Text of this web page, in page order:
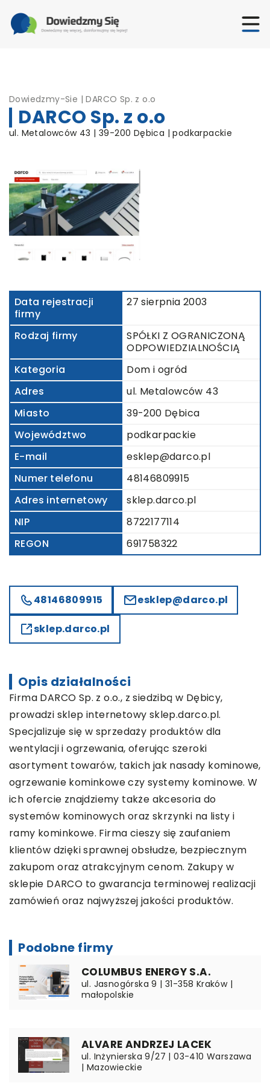
Dowiedzmy-Sie |DARCO Sp. z o.o
DARCO Sp. z o.o
ul. Metalowców 43 | 39-200 Dębica | podkarpackie
Data rejestracji
firmy
27 sierpnia 2003
Rodzaj firmy
SPÓŁKI Z OGRANICZONĄ
ODPOWIEDZIALNOŚCIĄ
Kategoria
Dom i ogród
Adres
ul. Metalowców 43
Miasto
39-200 Dębica
Województwo
podkarpackie
E-mail
esklep@darco.pl
Numer telefonu
48146809915
Adres internetowy
sklep.darco.pl
NIP
8722177114
REGON
691758322
48146809915 esklep@darco.pl
sklep.darco.pl
Opis działalności
Firma DARCO Sp. z o.o., z siedzibą w Dębicy,
prowadzi sklep internetowy sklep.darco.pl.
Specjalizuje się w sprzedaży produktów dla
wentylacji i ogrzewania, oferując szeroki
asortyment towarów, takich jak nasady kominowe,
ogrzewanie kominkowe czy systemy kominowe. W
ich ofercie znajdziemy także akcesoria do
systemów kominowych oraz skrzynki na listy i
ramy kominkowe. Firma cieszy się zaufaniem
klientów dzięki sprawnej obsłudze, bezpiecznym
zakupom oraz atrakcyjnym cenom. Zakupy w
sklepie DARCO to gwarancja terminowej realizacji
zamówień oraz najwyższej jakości produktów.
Podobne firmy
COLUMBUS ENERGY S.A.
ul. Jasnogórska 9 | 31-358 Kraków |
małopolskie
ALVARE ANDRZEJ LACEK
ul. Inżynierska 9/27 | 03-410 Warszawa
| Mazowieckie